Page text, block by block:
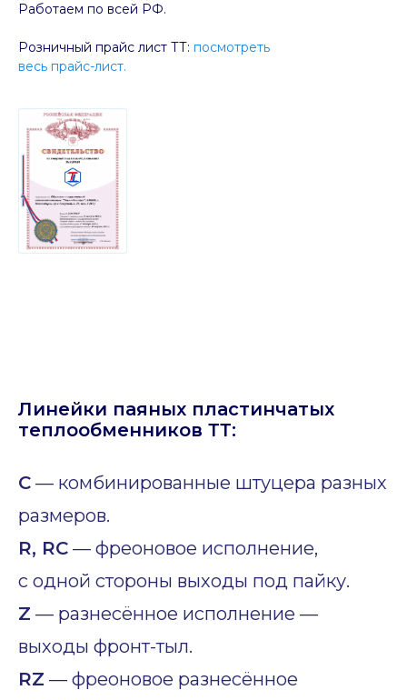
Работаем по всей РФ.
Розничный прайс лист ТТ: посмотреть
весь прайс-лист.
Линейки паяных пластинчатых
теплообменников ТТ:
C — комбинированные штуцера разных
размеров.
R, RC — фреоновое исполнение,
с одной стороны выходы под пайку.
Z — разнесённое исполнение —
выходы фронт-тыл.
RZ — фреоновое разнесённое